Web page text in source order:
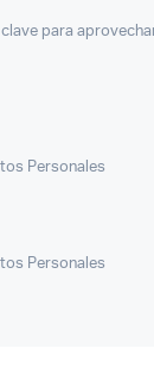
para
Personales
Personales